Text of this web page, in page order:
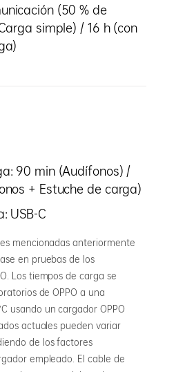
(50 % de
simple) / 16 h (con
90 min (Audífonos) /
+ Estuche de carga)
USB-C
mencionadas anteriormente
en pruebas de los
Los tiempos de carga se
de OPPO a una
usando un cargador OPPO
actuales pueden variar
de los factores
empleado. El cable de